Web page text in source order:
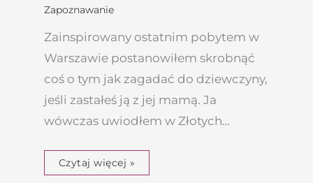
Zapoznawanie
Zainspirowany ostatnim pobytem w
Warszawie postanowiłem skrobnąć
coś o tym jak zagadać do dziewczyny,
jeśli zastałeś ją z jej mamą. Ja
wówczas uwiodłem w Złotych…
Czytaj więcej »